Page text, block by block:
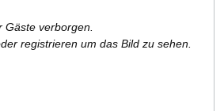
Gäste verborgen.
registrieren um das Bild zu sehen.